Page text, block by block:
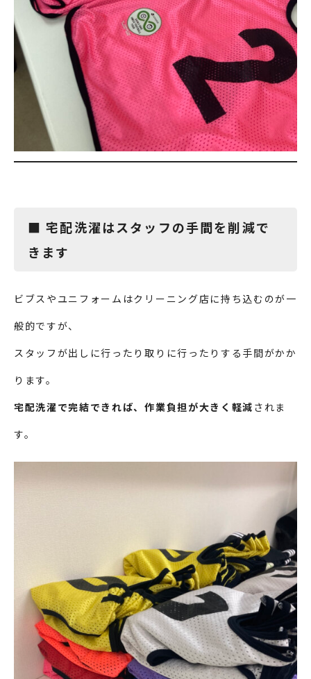
■ 宅配洗濯はスタッフの手間を削減で
きます
ビブスやユニフォームはクリーニング店に持ち込むのが一
般的ですが、
スタッフが出しに行ったり取りに行ったりする手間がかか
ります。
宅配洗濯で完結できれば、作業負担が大きく軽減 されま
す。